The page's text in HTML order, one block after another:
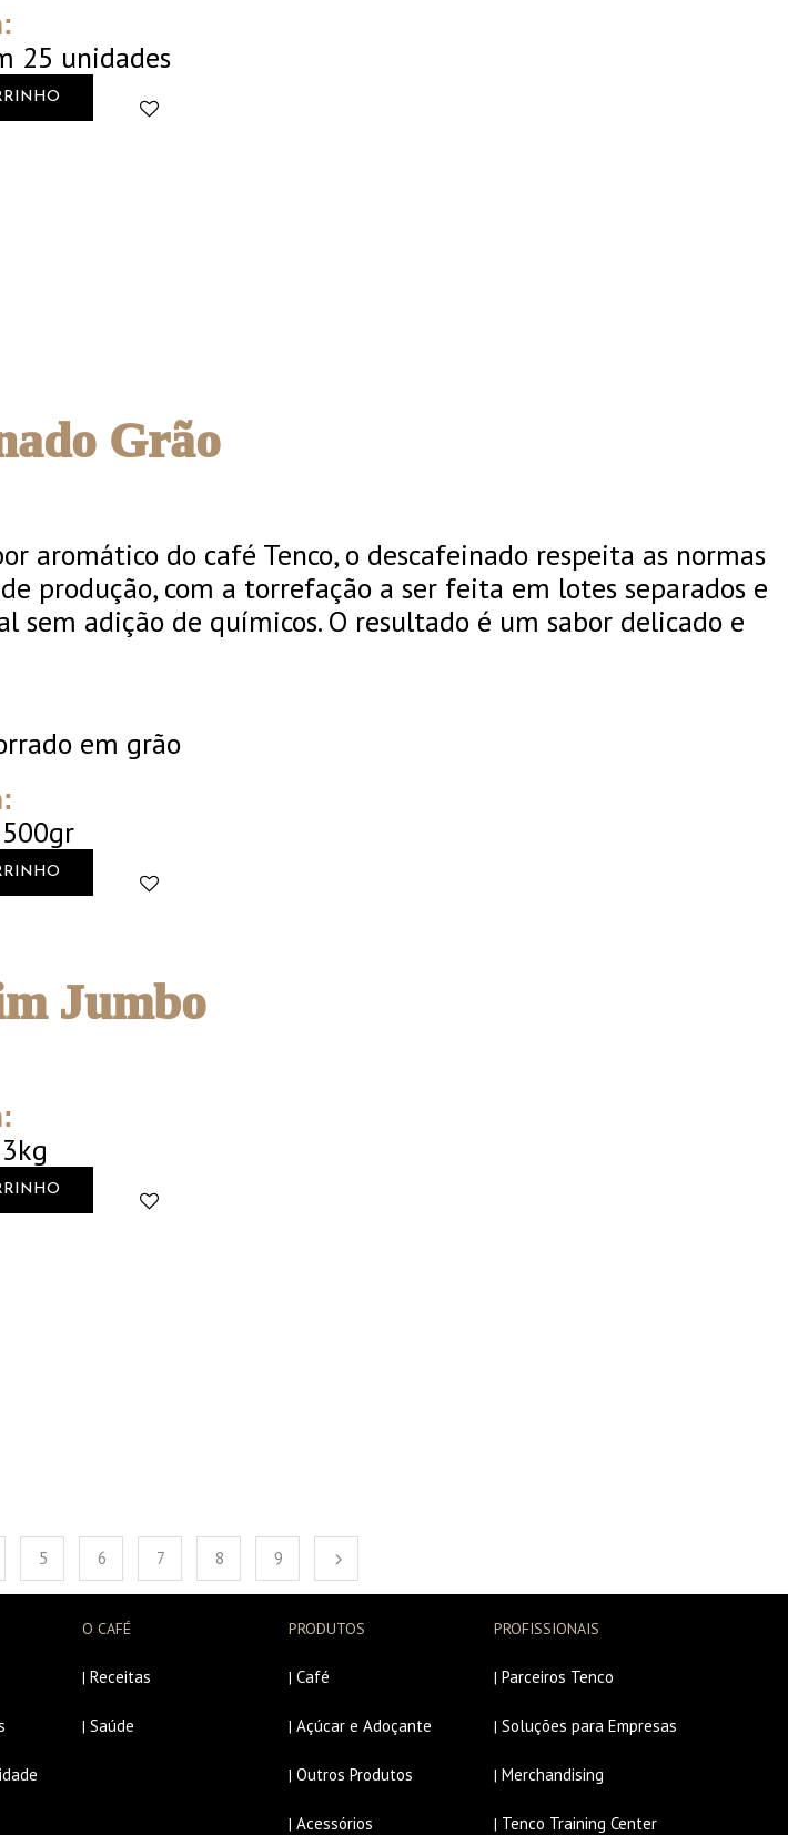
25 unidades
Grão
aromático do café Tenco, o descafeinado respeita as normas
produção, com a torrefação a ser feita em lotes separados e
sem adição de químicos. O resultado é um sabor delicado e
em grão
Jumbo
5 6 7 8 9
O CAFÉ
|Receitas
|Saúde
PRODUTOS
| Café
| Açúcar e Adoçante
| Outros Produtos
| Acessórios
PROFISSIONAIS
|Parceiros Tenco
|Soluções para Empresas
|Merchandising
| Tenco Training Center